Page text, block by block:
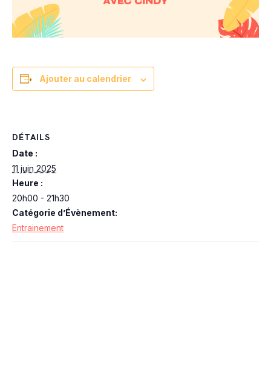
Ajouter au calendrier
DÉTAILS
Date :
11 juin 2025
Heure :
20h00 - 21h30
Catégorie d’Évènement:
Entrainement